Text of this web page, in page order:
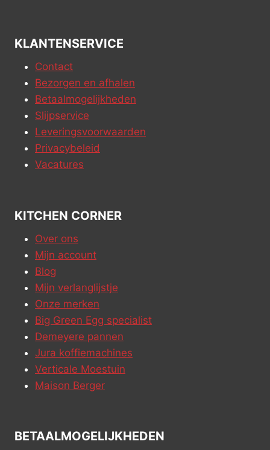
KLANTENSERVICE
Contact
Bezorgen en afhalen
Betaalmogelijkheden
Slijpservice
Leveringsvoorwaarden
Privacybeleid
Vacatures
KITCHEN CORNER
Over ons
Mijn account
Blog
Mijn verlanglijstje
Onze merken
Big Green Egg specialist
Demeyere pannen
Jura koffiemachines
Verticale Moestuin
Maison Berger
BETAALMOGELIJKHEDEN